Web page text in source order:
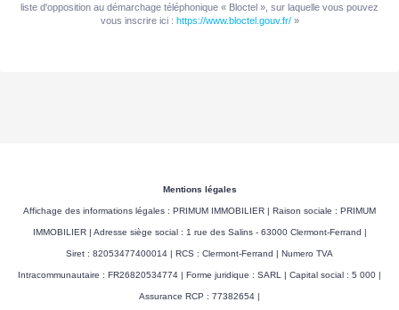
liste d'opposition au démarchage téléphonique « Bloctel », sur laquelle vous pouvez
vous inscrire ici : https://www.bloctel.gouv.fr/»
Mentions légales
Affichage des informations légales : PRIMUM IMMOBILIER | Raison sociale : PRIMUM
IMMOBILIER | Adresse siège social : 1 rue des Salins - 63000 Clermont-Ferrand |
Siret : 82053477400014 | RCS : Clermont-Ferrand | Numero TVA
Intracommunautaire : FR26820534774 | Forme juridique : SARL | Capital social : 5 000 |
Assurance RCP : 77382654 |